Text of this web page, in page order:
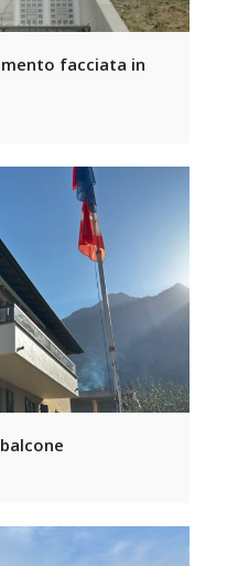
facciata in